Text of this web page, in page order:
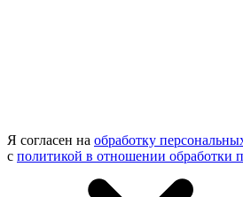
Я согласен на обработку
с политикой в отношении обработки